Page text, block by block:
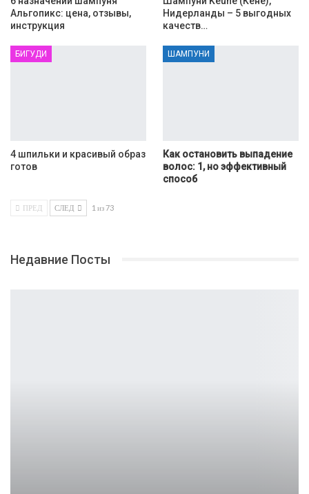
Альгопикс: цена, отзывы,
инструкция
Нидерланды – 5 выгодных
качеств…
БИГУДИ
4 шпильки и красивый образ
готов
ШАМПУНИ
Как остановить выпадение
волос: 1, но эффективный
способ
ПРЕД СЛЕД 1 из 73
Недавние Посты